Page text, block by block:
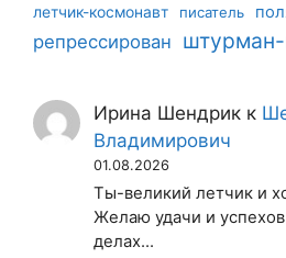
летчик-космонавт писатель
репрессирован штурман-
Ирина Шендрик к
Владимирович
01.08.2026
Ты-великий летчик и
Желаю удачи и успехов
делах...